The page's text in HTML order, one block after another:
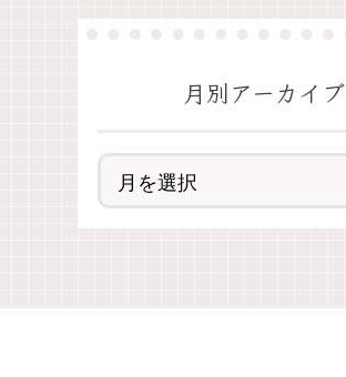
月別アーカイブ